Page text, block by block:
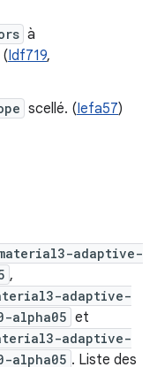
à
(Idf719,
scellé. (Iefa57)
adaptive-
,
adaptive-
alpha05 et
adaptive-
alpha05 . Liste des